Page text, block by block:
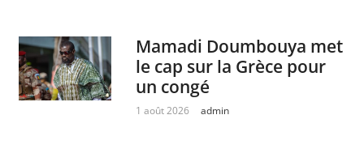
Mamadi Doumbouya met
le cap sur la Grèce pour
un congé
1 août 2026 admin